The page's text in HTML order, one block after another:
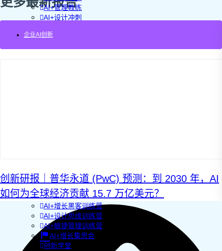
AI+管理教练
AI+设计冲刺
AI+创新指南2025
AI+增长战略工作坊
AI+品牌增长工作坊
AI+销售增长工作坊
AI+增长黑客训练营
AI+设计思维训练营
AI+敏捷管理训练营
AI+增长集思会
创新学堂
企业AI创新
创新研报｜普华永道 (PwC) 预测：到 2030 年，AI
如何为全球经济贡献 15.7 万亿美元？